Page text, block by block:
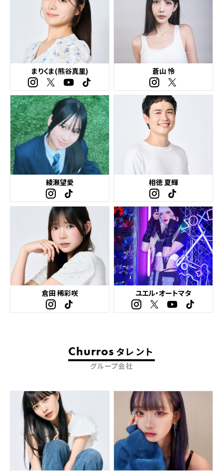
まりくま(熊谷真里) 蒼山 怜
綾瀬望愛 相徳 夏輝
倉田 稀彩咲 ユエル・オートマタ
Churros タレント
グループ会社